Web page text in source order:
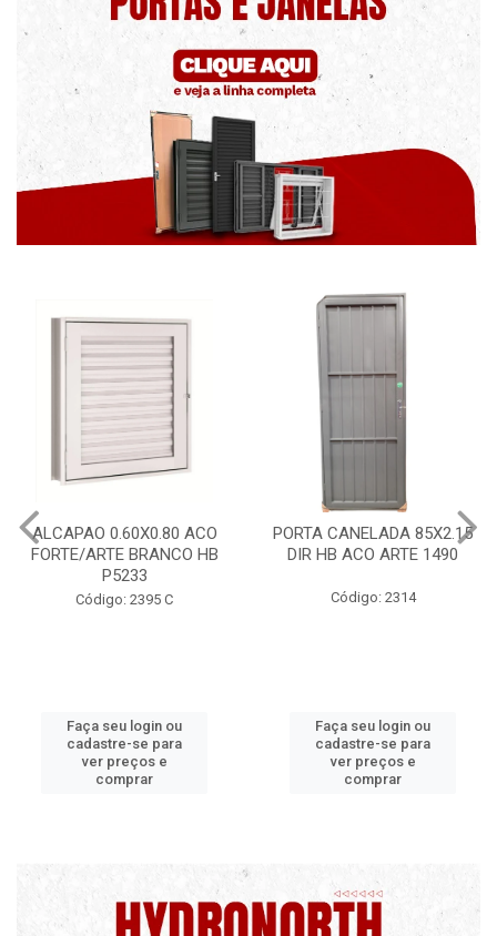
PORTA CANELADA 85X2.15
DIR HB ACO ARTE 1490
Código: 2314
Faça seu login ou
cadastre-se para
ver preços e
comprar
PORTA LAMINADA 60X215
DIR POP/MIX HB
Código: 2340
Faça seu login ou
cadastre-se para
ver preços e
comprar